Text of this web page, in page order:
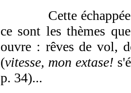
Cette échappée,
ce sont les thèmes
ouvre : rêves de vol,
(vitesse, mon extase!
p. 34)...